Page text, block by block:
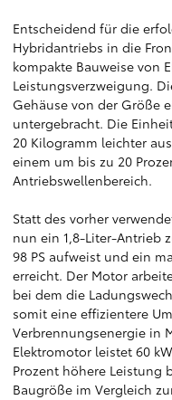
Entscheidend für die
Hybridantriebs in die
kompakte Bauweise von
Leistungsverzweigung.
Gehäuse von der Größe
untergebracht. Die
20 Kilogramm leichter
einem um bis zu 20
Antriebswellenbereich.
Statt des vorher
nun ein 1,8-Liter-Antrieb
98 PS aufweist und ein
erreicht. Der Motor
bei dem die
somit eine effizientere
Verbrennungsenergie in
Elektromotor leistet 60
Prozent höhere Leistung
Baugröße im Vergleich